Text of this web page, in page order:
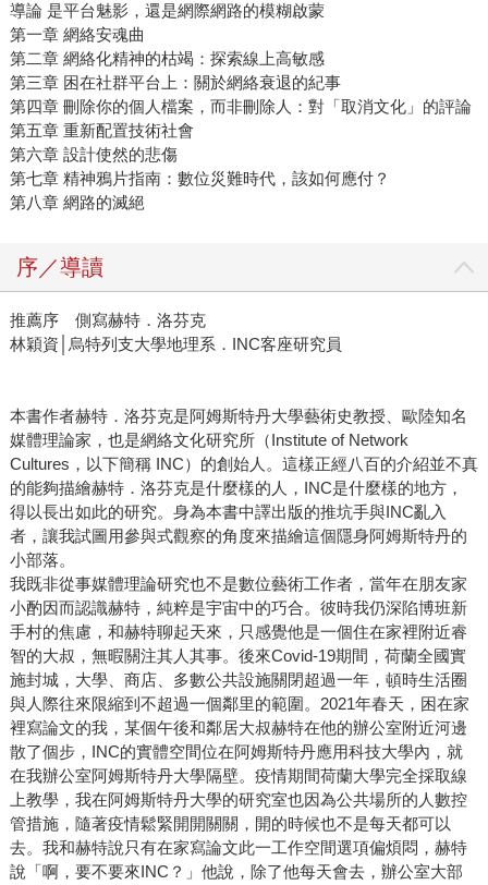
導論 是平台魅影，還是網際網路的模糊啟蒙
第一章 網絡安魂曲
第二章 網絡化精神的枯竭：探索線上高敏感
第三章 困在社群平台上：關於網絡衰退的紀事
第四章 刪除你的個人檔案，而非刪除人：對「取消文化」的評論
第五章 重新配置技術社會
第六章 設計使然的悲傷
第七章 精神鴉片指南：數位災難時代，該如何應付？
第八章 網路的滅絕
序／導讀
推薦序 側寫赫特．洛芬克
林穎資│烏特列支大學地理系．INC客座研究員
本書作者赫特．洛芬克是阿姆斯特丹大學藝術史教授、歐陸知名
媒體理論家，也是網絡文化研究所（Institute of Network
Cultures，以下簡稱 INC）的創始人。這樣正經八百的介紹並不真
的能夠描繪赫特．洛芬克是什麼樣的人，INC是什麼樣的地方，
得以長出如此的研究。身為本書中譯出版的推坑手與INC亂入
者，讓我試圖用參與式觀察的角度來描繪這個隱身阿姆斯特丹的
小部落。
我既非從事媒體理論研究也不是數位藝術工作者，當年在朋友家
小酌因而認識赫特，純粹是宇宙中的巧合。彼時我仍深陷博班新
手村的焦慮，和赫特聊起天來，只感覺他是一個住在家裡附近睿
智的大叔，無暇關注其人其事。後來Covid-19期間，荷蘭全國實
施封城，大學、商店、多數公共設施關閉超過一年，頓時生活圈
與人際往來限縮到不超過一個鄰里的範圍。2021年春天，困在家
裡寫論文的我，某個午後和鄰居大叔赫特在他的辦公室附近河邊
散了個步，INC的實體空間位在阿姆斯特丹應用科技大學內，就
在我辦公室阿姆斯特丹大學隔壁。疫情期間荷蘭大學完全採取線
上教學，我在阿姆斯特丹大學的研究室也因為公共場所的人數控
管措施，隨著疫情鬆緊開開關關，開的時候也不是每天都可以
去。我和赫特說只有在家寫論文此一工作空間選項偏煩悶，赫特
說「啊，要不要來INC？」他說，除了他每天會去，辦公室大部